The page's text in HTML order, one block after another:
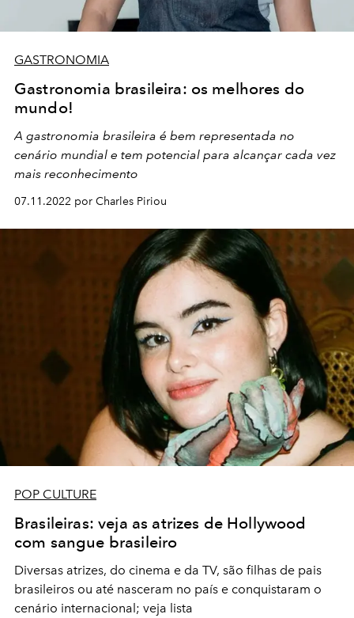
GASTRONOMIA
Gastronomia brasileira: os melhores do
mundo!
A gastronomia brasileira é bem representada no
cenário mundial e tem potencial para alcançar cada vez
mais reconhecimento
07.11.2022 por Charles Piriou
POP CULTURE
Brasileiras: veja as atrizes de Hollywood
com sangue brasileiro
Diversas atrizes, do cinema e da TV, são filhas de pais
brasileiros ou até nasceram no país e conquistaram o
cenário internacional; veja lista